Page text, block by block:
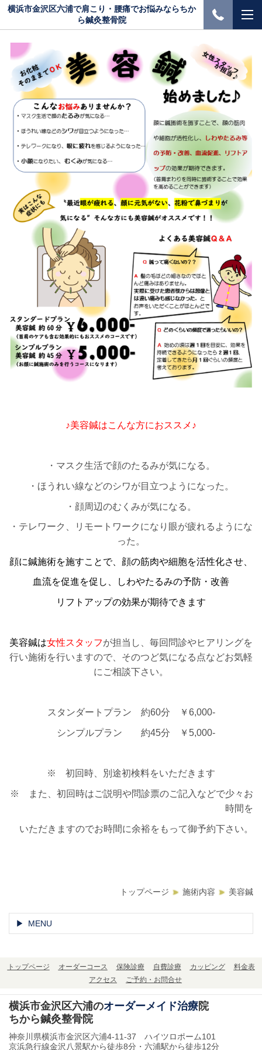
横浜市金沢区六浦で肩こり・腰痛でお悩みならちか
ら鍼灸整骨院
♪美容鍼はこんな方におススメ♪
・マスク生活で顔のたるみが気になる。
・ほうれい線などのシワが目立つようになった。
・顔周辺のむくみが気になる。
・テレワーク、リモートワークになり眼が疲れるようにな
った。
顔に鍼施術を施すことで、顔の筋肉や細胞を活性化させ、
血流を促進を促し、しわやたるみの予防・改善
リフトアップの効果が期待できます
美容鍼は女性スタッフが担当し、毎回問診やヒアリングを
行い施術を行いますので、そのつど気になる点などお気軽
にご相談下さい。
スタンダートプラン 約60分 ￥6,000-
シンプルプラン 約45分 ￥5,000-
※ 初回時、別途初検料をいただきます
※ また、初回時はご説明や問診票のご記入などで少々お
時間を
いただきますのでお時間に余裕をもって御予約下さい。
トップページ 施術内容 美容鍼
MENU
トップページ オーダーコース 保険診療 自費診療 カッピング
料金表
アクセス
ご予約・お問合せ
横浜市金沢区六浦のオーダーメイド治療院
ちから鍼灸整骨院
神奈川県横浜市金沢区六浦4-11-37 ハイツロポーム101
京浜急行線金沢八景駅から徒歩8分・六浦駅から徒歩12分